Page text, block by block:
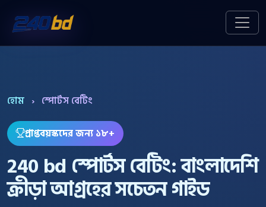
হোম › স্পোর্টস বেটিং
প্রাপ্তবয়স্কদের জন্য ১৮+
240 bd স্পোর্টস বেটিং: বাংলাদেশি
ক্রীড়া আগ্রহের সচেতন গাইড